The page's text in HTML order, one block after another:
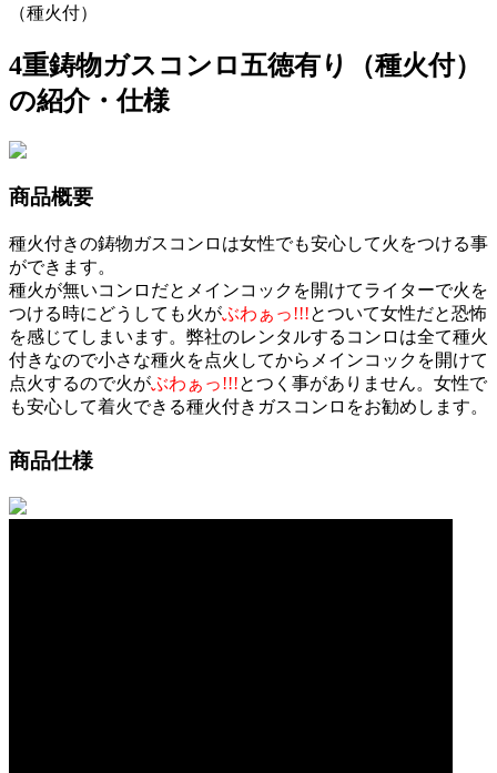
（種火付）
4重鋳物ガスコンロ五徳有り（種火付）
の紹介・仕様
商品概要
種火付きの鋳物ガスコンロは女性でも安心して火をつける事
ができます。
種火が無いコンロだとメインコックを開けてライターで火を
つける時にどうしても火がぶわぁっ!!!とついて女性だと恐怖
を感じてしまいます。弊社のレンタルするコンロは全て種火
付きなので小さな種火を点火してからメインコックを開けて
点火するので火がぶわぁっ!!!とつく事がありません。女性で
も安心して着火できる種火付きガスコンロをお勧めします。
商品仕様